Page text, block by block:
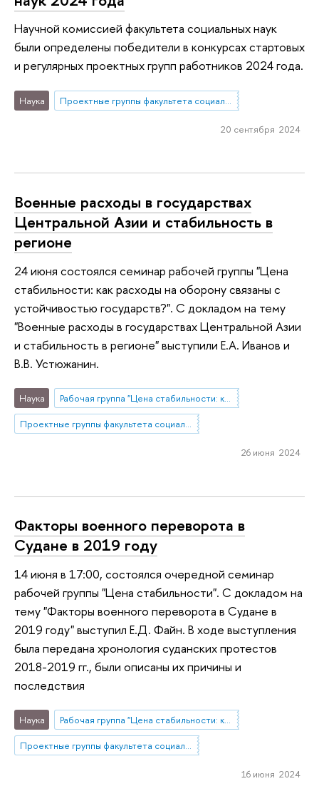
Научной комиссией факультета социальных наук
были определены победители в конкурсах стартовых
и регулярных проектных групп работников 2024 года.
Наука Проектные группы факультета социальных наук
20 сентября 2024
Военные расходы в государствах
Центральной Азии и стабильность в
регионе
24 июня состоялся семинар рабочей группы "Цена
стабильности: как расходы на оборону связаны с
устойчивостью государств?". С докладом на тему
"Военные расходы в государствах Центральной Азии
и стабильность в регионе" выступили Е.А. Иванов и
В.В. Устюжанин.
Наука
Рабочая группа "Цена стабильности: как расходы на оборону связаны с устойчивостью государств?"
Проектные группы факультета социальных наук
26 июня 2024
Факторы военного переворота в
Судане в 2019 году
14 июня в 17:00, состоялся очередной семинар
рабочей группы "Цена стабильности". С докладом на
тему "Факторы военного переворота в Судане в
2019 году" выступил Е.Д. Файн. В ходе выступления
была передана хронология суданских протестов
2018-2019 гг., были описаны их причины и
последствия
Наука
Рабочая группа "Цена стабильности: как расходы на оборону связаны с устойчивостью государств?"
Проектные группы факультета социальных наук
16 июня 2024